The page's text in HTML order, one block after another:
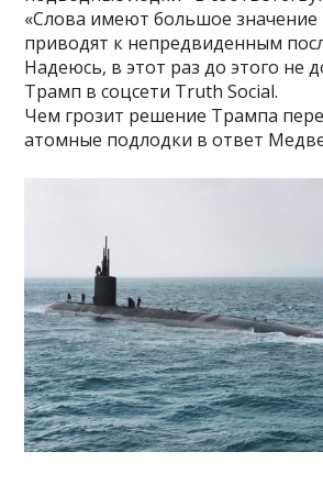
«Слова имеют большое значение
приводят к непредвиденным
Надеюсь, в этот раз до этого не
Трамп в соцсети Truth Social.
Чем грозит решение Трампа
атомные подлодки в ответ